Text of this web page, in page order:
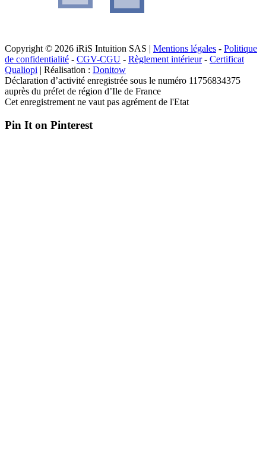
Copyright © 2026 iRiS Intuition SAS | Mentions légales - Politique
de confidentialité - CGV-CGU - Règlement intérieur- Certificat
Qualiopi | Réalisation : Donitow
Déclaration d’activité enregistrée sous le numéro 11756834375
auprès du préfet de région d’Ile de France
Cet enregistrement ne vaut pas agrément de l'Etat
Pin It on Pinterest